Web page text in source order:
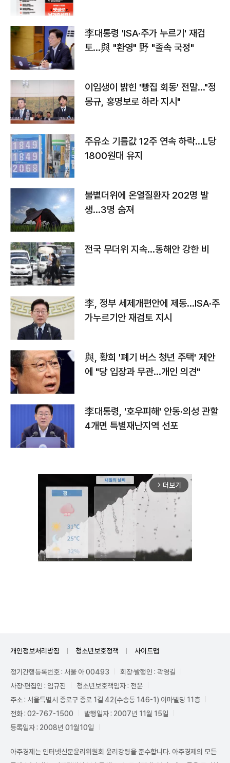
李대통령 'ISA·주가 누르기' 재검
토…與 "환영" 野 "졸속 국정"
이임생이 밝힌 '빵집 회동' 전말…"정
몽규, 홍명보로 하라 지시"
주유소 기름값 12주 연속 하락…L당
1800원대 유지
불볕더위에 온열질환자 202명 발
생…3명 숨져
전국 무더위 지속…동해안 강한 비
李, 정부 세제개편안에 제동…ISA·주
가누르기안 재검토 지시
與, 황희 '폐기 버스 청년 주택' 제안
에 "당 입장과 무관…개인 의견"
李대통령, '호우피해' 안동·의성 관할
4개면 특별재난지역 선포
arrow_forward_ios 더보기
개인정보처리방침 청소년보호정책 사이트맵
정기간행등록번호 : 서울 아 00493
회장·발행인 : 곽영길
사장·편집인 : 임규진
청소년보호책임자 : 전운
주소 : 서울특별시 종로구 종로 1길 42(수송동 146-1) 이마빌딩 11층
전화 : 02-767-1500
발행일자 : 2007년 11월 15일
등록일자 : 2008년 01월10일
아주경제는 인터넷신문윤리위원회 윤리강령을 준수합니다. 아주경제의 모든